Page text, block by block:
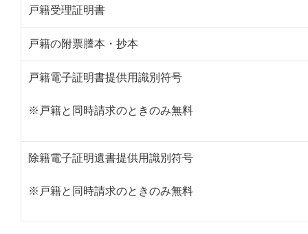
戸籍受理証明書
戸籍の附票謄本・抄本
戸籍電子証明書提供用識別符号
※戸籍と同時請求のときのみ無料
除籍電子証明遺書提供用識別符号
※戸籍と同時請求のときのみ無料